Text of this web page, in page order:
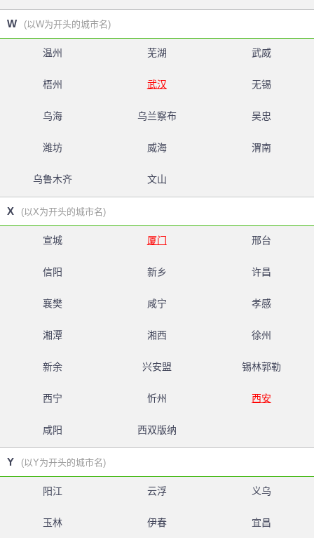
W (以W为开头的城市名)
温州 芜湖 武威
梧州 武汉 无锡
乌海 乌兰察布 吴忠
潍坊 威海 渭南
乌鲁木齐 文山
X (以X为开头的城市名)
宣城 厦门 邢台
信阳 新乡 许昌
襄樊 咸宁 孝感
湘潭 湘西 徐州
新余 兴安盟 锡林郭勒
西宁 忻州 西安
咸阳 西双版纳
Y (以Y为开头的城市名)
阳江 云浮 义乌
玉林 伊春 宜昌